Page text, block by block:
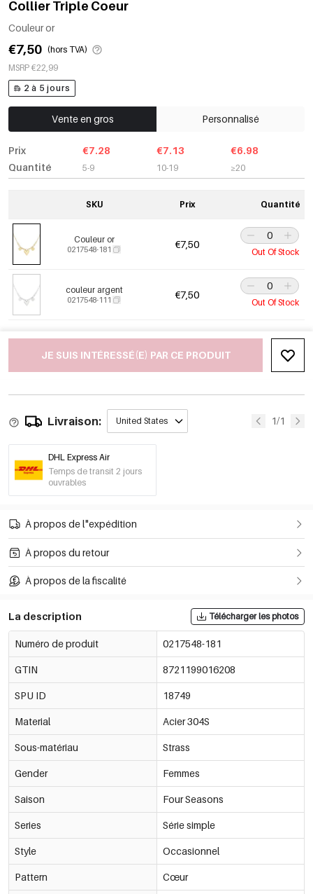
Collier Triple Coeur
Couleur or
€7,50 (hors TVA)
MSRP €22,99
2 à 5 jours
Vente en gros Personnalisé
Prix
Quantité
€7.28
5-9
€7.13
10-19
€6.98
≥20
SKU Prix Quantité
Couleur or
0217548-181 €7,50
Out Of Stock
couleur argent
0217548-111 €7,50
Out Of Stock
JE SUIS INTÉRESSÉ(E) PAR CE PRODUIT
Livraison: United States 1/1
DHL Express Air
Temps de transit 2 jours
ouvrables
À propos de l"expédition
À propos du retour
À propos de la fiscalité
La description Télécharger les photos
Numéro de produit 0217548-181
GTIN 8721199016208
SPU ID 18749
Material Acier 304S
Sous-matériau Strass
Gender Femmes
Saison Four Seasons
Series Série simple
Style Occasionnel
Pattern Cœur